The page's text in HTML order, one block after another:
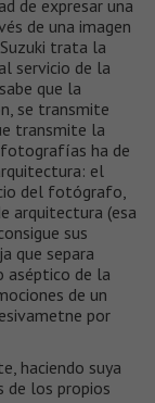
de expresar una
de una imagen
trata la
servicio de la
que la
se transmite
transmite la
ha de
el
del fotógrafo,
arquitectura (esa
sus
que separa
aséptico de la
de un
por
haciendo suya
de los propios